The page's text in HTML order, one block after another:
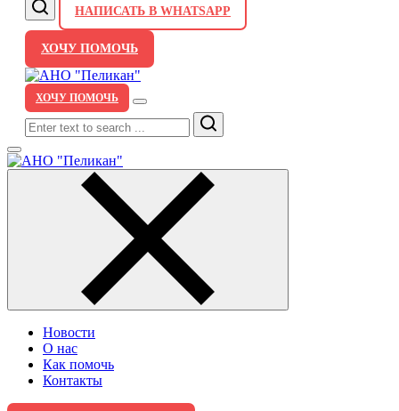
НАПИСАТЬ В WHATSAPP
ХОЧУ ПОМОЧЬ
ХОЧУ ПОМОЧЬ
Search
Новости
О нас
Как помочь
Контакты